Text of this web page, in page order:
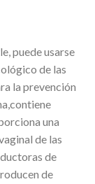
puede usarse
de las
la prevención
una
de las
de
de